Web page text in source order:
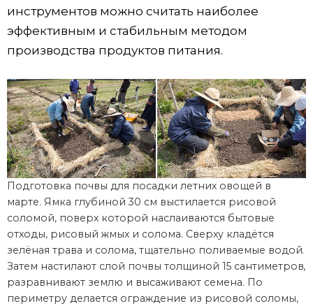
инструментов можно считать наиболее
эффективным и стабильным методом
производства продуктов питания.
Подготовка почвы для посадки летних овощей в
марте. Ямка глубиной 30 см выстилается рисовой
соломой, поверх которой наслаиваются бытовые
отходы, рисовый жмых и солома. Сверху кладётся
зелёная трава и солома, тщательно поливаемые водой.
Затем настилают слой почвы толщиной 15 сантиметров,
разравнивают землю и высаживают семена. По
периметру делается ограждение из рисовой соломы,